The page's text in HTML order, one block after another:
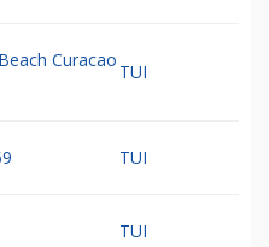
Curacao
TUI
TUI
TUI